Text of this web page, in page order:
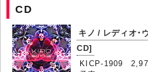
CD
キノ / レディオ
CD]
KICP-1909